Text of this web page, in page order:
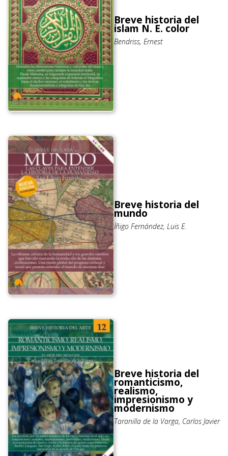
Breve historia del
islam N. E. color
Bendriss, Ernest
Breve historia del
mundo
Íñigo Fernández, Luis E.
Breve historia del
romanticismo,
realismo,
impresionismo y
modernismo
Taranilla de la Varga, Carlos Javier